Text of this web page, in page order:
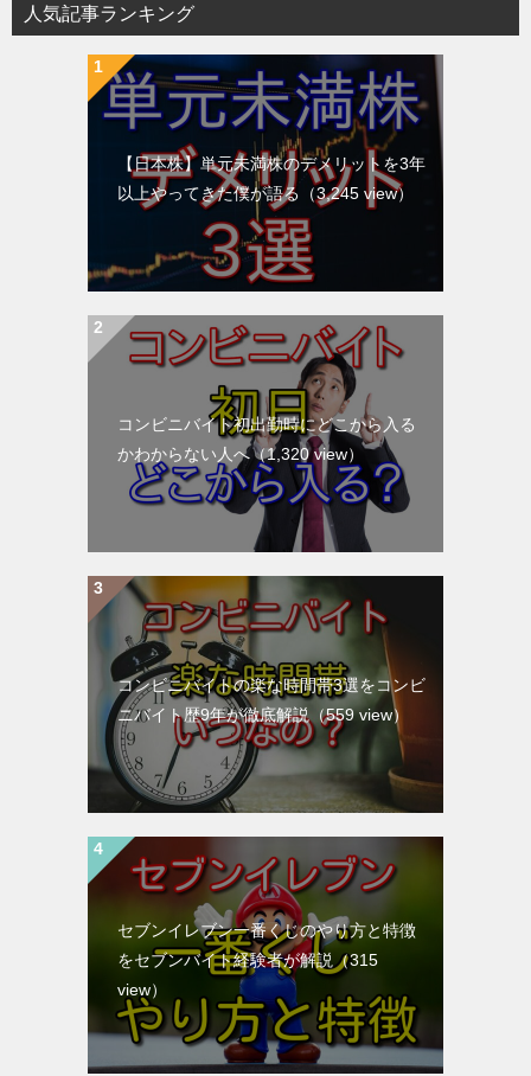
人気記事ランキング
【日本株】単元未満株のデメリットを3年
以上やってきた僕が語る （3,245 view）
コンビニバイト初出勤時にどこから入る
かわからない人へ（1,320 view）
コンビニバイトの楽な時間帯3選をコンビ
ニバイト歴9年が徹底解説 （559 view）
セブンイレブン一番くじのやり方と特徴
をセブンバイト経験者が解説 （315
view）